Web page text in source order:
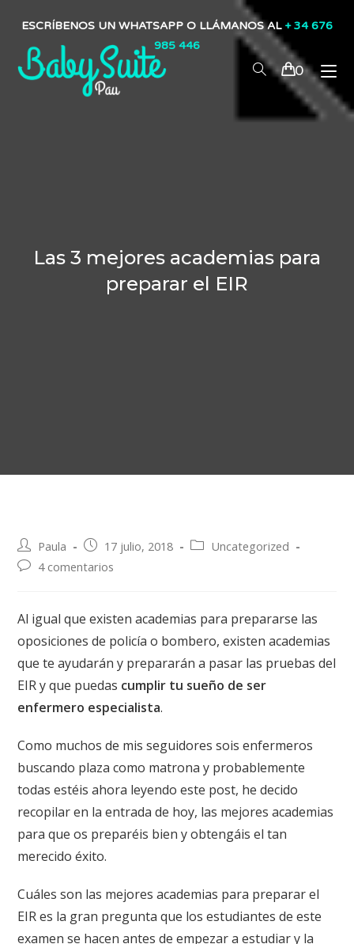
ESCRÍBENOS UN WHATSAPP O LLÁMANOS AL + 34 676
985 446
0
Las 3 mejores academias para
preparar el EIR
Paula 17 julio, 2018
Uncategorized
4 comentarios
Al igual que existen academias para prepararse las
oposiciones de policía o bombero, existen academias
que te ayudarán y prepararán a pasar las pruebas del
EIR y que puedas cumplir tu sueño de ser
enfermero especialista.
Como muchos de mis seguidores sois enfermeros
buscando plaza como matrona y probablemente
todas estéis ahora leyendo este post, he decido
recopilar en la entrada de hoy, las mejores academias
para que os preparéis bien y obtengáis el tan
merecido éxito.
Cuáles son las mejores academias para preparar el
EIR es la gran pregunta que los estudiantes de este
examen se hacen antes de empezar a estudiar y la